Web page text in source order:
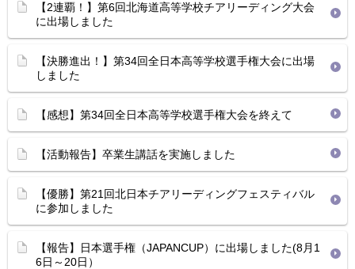
【2連覇！】第6回北海道高等学校チアリーディング大会
に出場しました
【決勝進出！】第34回全日本高等学校選手権大会に出場
しました
【感想】第34回全日本高等学校選手権大会を終えて
【活動報告】卒業生講話を実施しました
【優勝】第21回北日本チアリーディングフェスティバル
に参加しました
【報告】日本選手権（JAPANCUP）に出場しました(8月1
6日～20日）